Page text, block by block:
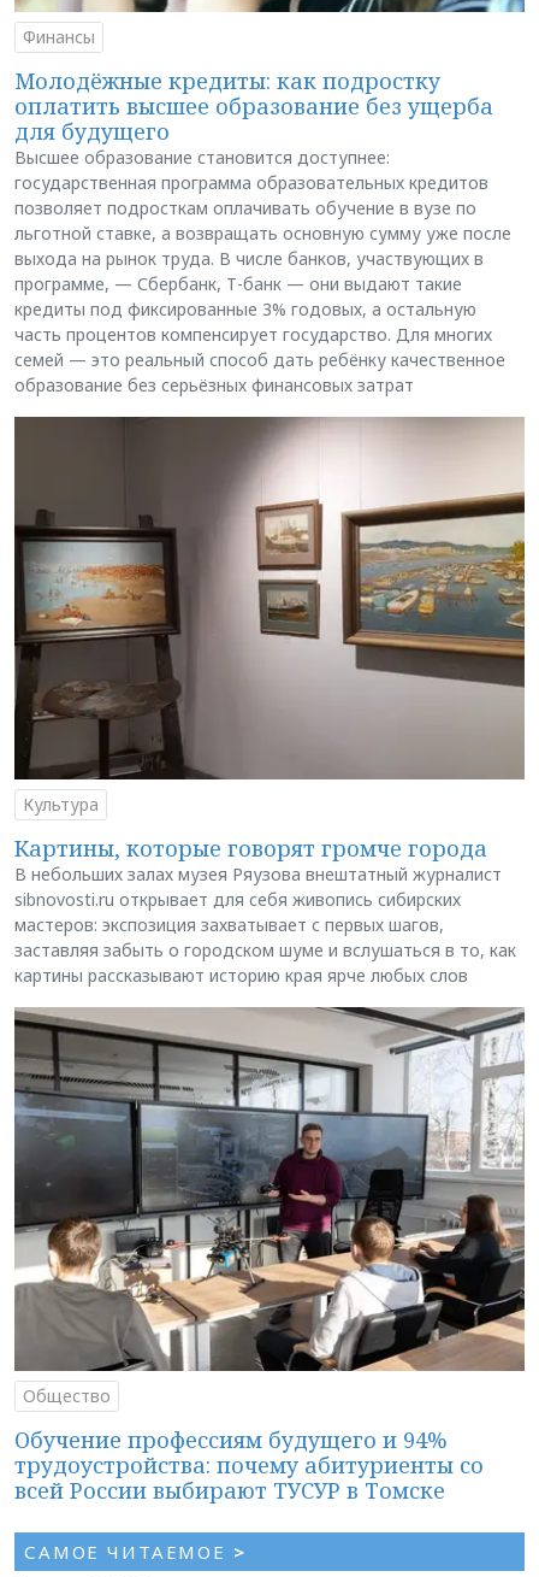
Финансы
Молодёжные кредиты: как подростку
оплатить высшее образование без ущерба
для будущего
Высшее образование становится доступнее:
государственная программа образовательных кредитов
позволяет подросткам оплачивать обучение в вузе по
льготной ставке, а возвращать основную сумму уже после
выхода на рынок труда. В числе банков, участвующих в
программе, — Сбербанк, Т-банк — они выдают такие
кредиты под фиксированные 3% годовых, а остальную
часть процентов компенсирует государство. Для многих
семей — это реальный способ дать ребёнку качественное
образование без серьёзных финансовых затрат
Культура
Картины, которые говорят громче города
В небольших залах музея Ряузова внештатный журналист
sibnovosti.ru открывает для себя живопись сибирских
мастеров: экспозиция захватывает с первых шагов,
заставляя забыть о городском шуме и вслушаться в то, как
картины рассказывают историю края ярче любых слов
Общество
Обучение профессиям будущего и 94%
трудоустройства: почему абитуриенты со
всей России выбирают ТУСУР в Томске
САМОЕ ЧИТАЕМОЕ >